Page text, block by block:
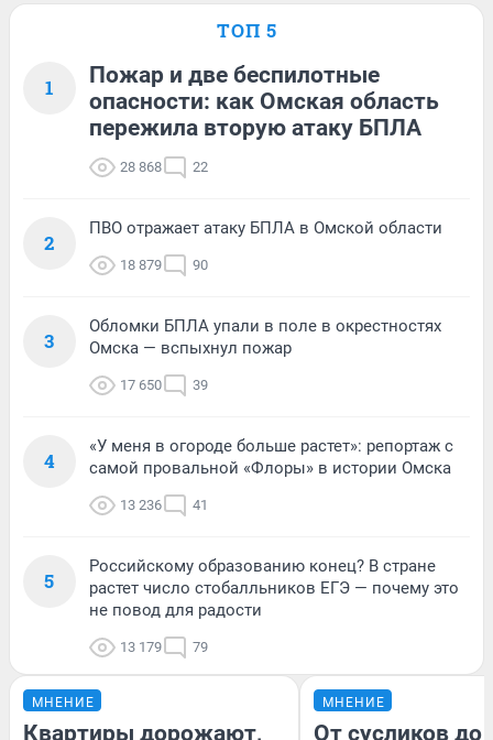
ТОП 5
1
Пожар и две беспилотные
опасности: как Омская область
пережила вторую атаку БПЛА
28 868 22
2
ПВО отражает атаку БПЛА в Омской области
18 879 90
3
Обломки БПЛА упали в поле в окрестностях
Омска — вспыхнул пожар
17 650 39
4
«У меня в огороде больше растет»: репортаж с
самой провальной «Флоры» в истории Омска
13 236 41
5
Российскому образованию конец? В стране
растет число стобалльников ЕГЭ — почему это
не повод для радости
13 179 79
МНЕНИЕ
Квартиры дорожают,
МНЕНИЕ
От сусликов до